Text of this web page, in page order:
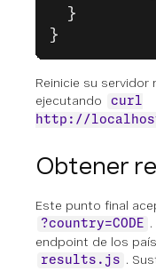
  }
}
Reinicie su servidor
ejecutando
curl
http://
Obtener
Este punto final
?country=CODE
endpoint de los
results.js .